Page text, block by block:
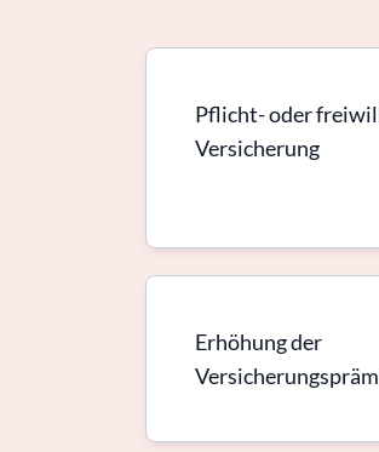
Pflicht- oder
Versicherung
Erhöhung der